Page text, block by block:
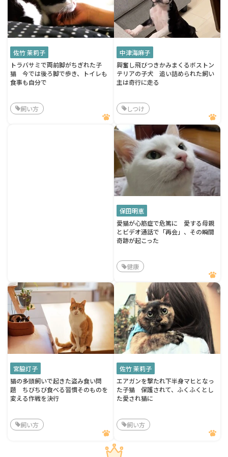
佐竹 茉莉子
トラバサミで両前脚がちぎれた子
猫 今では後ろ脚で歩き、トイレも
食事も自分で
飼い方
中津海麻子
興奮し飛びつきかみまくるボストン
テリアの子犬 追い詰められた飼い
主は奇行に走る
しつけ
保田明恵
愛猫が心筋症で危篤に 愛する母親
とビデオ通話で「再会」、その瞬間
奇跡が起こった
健康
宮脇灯子
猫の多頭飼いで起きた盗み食い問
題 ちびちび食べる習慣そのものを
変える作戦を決行
飼い方
佐竹 茉莉子
エアガンを撃たれ下半身マヒとなっ
た子猫 保護されて、ふくふくとし
た愛され猫に
飼い方